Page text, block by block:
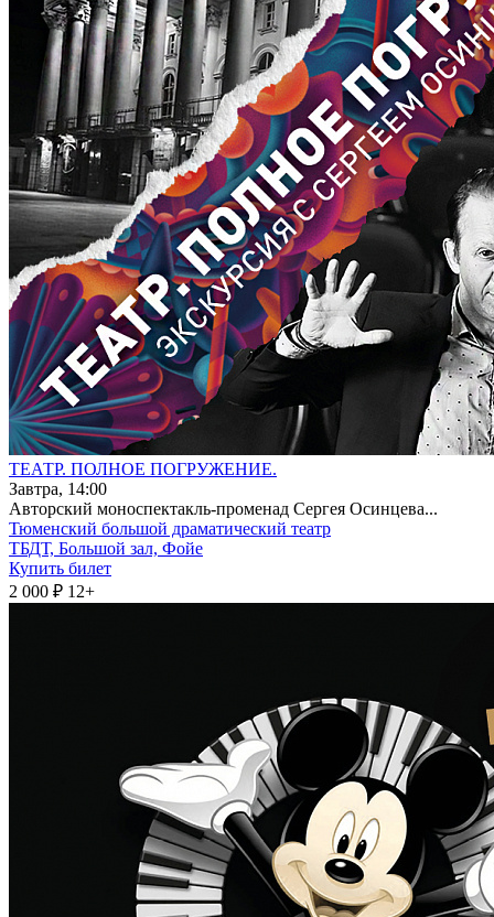
ТЕАТР. ПОЛНОЕ ПОГРУЖЕНИЕ.
Завтра, 14:00
Авторский моноспектакль-променад Сергея Осинцева...
Тюменский большой драматический театр
ТБДТ, Большой зал, Фойе
Купить билет
2 000 ₽ 12+